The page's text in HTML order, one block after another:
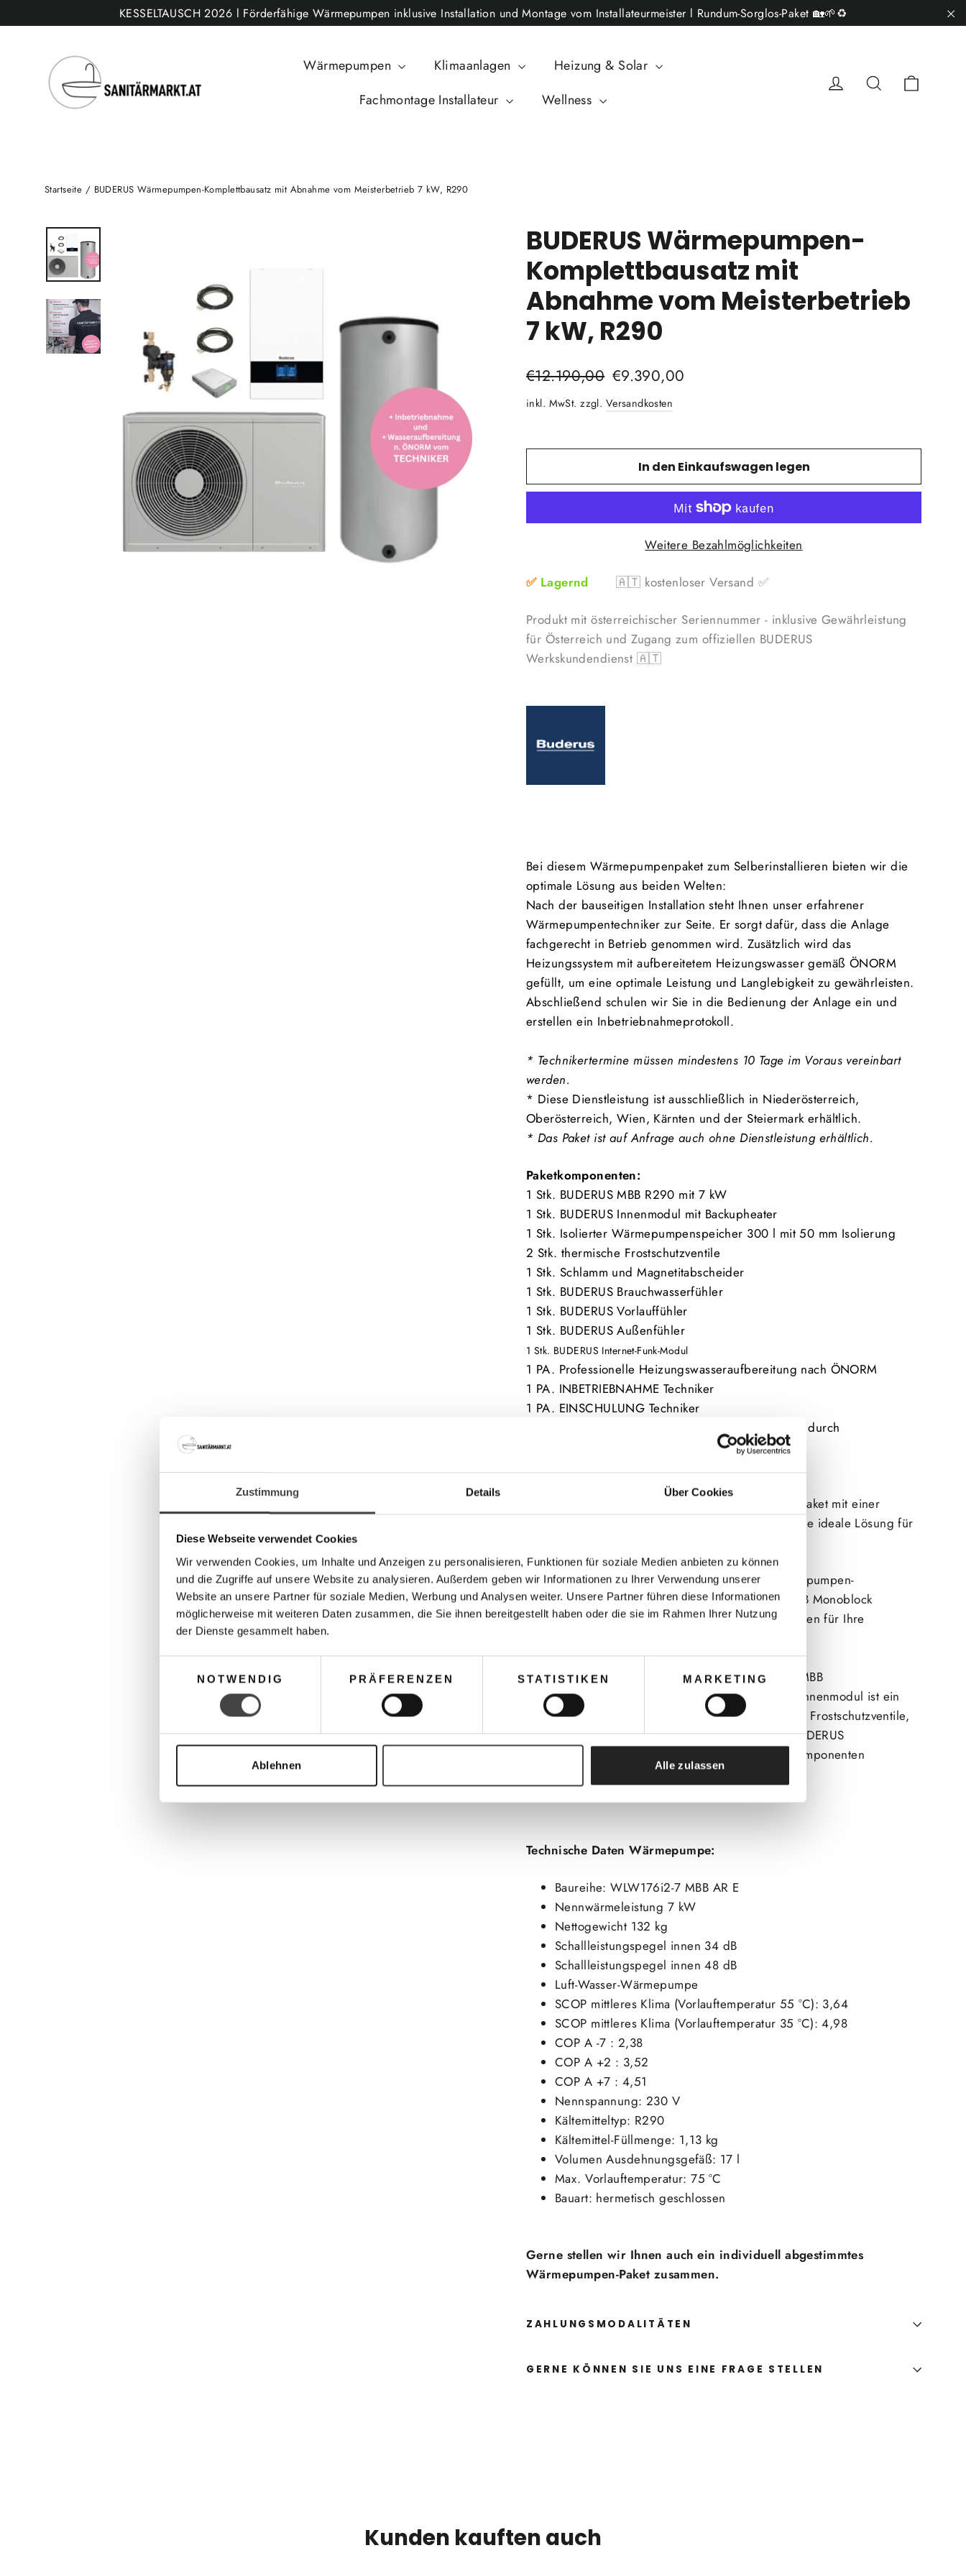
Zustimmung Details Über Cookies
Diese Webseite verwendet Cookies
Wir verwenden Cookies, um Inhalte und Anzeigen zu personalisieren, Funktionen für soziale Medien anbieten zu können
und die Zugriffe auf unsere Website zu analysieren. Außerdem geben wir Informationen zu Ihrer Verwendung unserer
Website an unsere Partner für soziale Medien, Werbung und Analysen weiter. Unsere Partner führen diese Informationen
möglicherweise mit weiteren Daten zusammen, die Sie ihnen bereitgestellt haben oder die sie im Rahmen Ihrer Nutzung
der Dienste gesammelt haben.
NOTWENDIG
PRÄFERENZEN STATISTIKEN MARKETING
Ablehnen Alle zulassen
zum
KESSELTAUSCH 2026 l Förderfähige Wärmepumpen inklusive Installation und Montage vom Installateurmeister l Rundum-Sorglos-Paket 🏡🌱♻️
Wärmepumpen Klimaanlagen
Heizung & Solar
Fachmontage Installateur
Wellness
EinloggenSuche
Startseite / BUDERUS Wärmepumpen-Komplettbausatz mit Abnahme vom Meisterbetrieb 7 kW, R290
BUDERUS Wärmepumpen-
Komplettbausatz mit
Abnahme vom Meisterbetrieb
7 kW, R290
Normaler
€12.190,00 Sonderpreis
€9.390,00
inkl. MwSt. zzgl. Versandkosten
In den Einkaufswagen legen
Weitere Bezahlmöglichkeiten
✅ Lagernd 🇦🇹 kostenloser Versand ✅
Produkt mit österreichischer Seriennummer - inklusive Gewährleistung
für Österreich und Zugang zum offiziellen BUDERUS
Werkskundendienst 🇦🇹
Bei diesem Wärmepumpenpaket zum Selberinstallieren bieten wir die
optimale Lösung aus beiden Welten:
Nach der bauseitigen Installation steht Ihnen unser erfahrener
Wärmepumpentechniker zur Seite. Er sorgt dafür, dass die Anlage
fachgerecht in Betrieb genommen wird. Zusätzlich wird das
Heizungssystem mit aufbereitetem Heizungswasser gemäß ÖNORM
gefüllt, um eine optimale Leistung und Langlebigkeit zu gewährleisten.
Abschließend schulen wir Sie in die Bedienung der Anlage ein und
erstellen ein Inbetriebnahmeprotokoll.
* Technikertermine müssen mindestens 10 Tage im Voraus vereinbart
werden.
* Diese Dienstleistung ist ausschließlich in Niederösterreich,
Oberösterreich, Wien, Kärnten und der Steiermark erhältlich.
* Das Paket ist auf Anfrage auch ohne Dienstleistung erhältlich.
Paketkomponenten:
1 Stk. BUDERUS MBB R290 mit 7 kW
1 Stk. BUDERUS Innenmodul mit Backupheater
1 Stk. Isolierter Wärmepumpenspeicher 300 l mit 50 mm Isolierung
2 Stk. thermische Frostschutzventile
1 Stk. Schlamm und Magnetitabscheider
1 Stk. BUDERUS Brauchwasserfühler
1 Stk. BUDERUS Vorlauffühler
1 Stk. BUDERUS Außenfühler
1 Stk. BUDERUS Internet-Funk-Modul
1 PA. Professionelle Heizungswasseraufbereitung nach ÖNORM
1 PA. INBETRIEBNAHME Techniker
1 PA. EINSCHULUNG Techniker
1 PA. ABNAHME inklusive Inbetriebnahmeprotokoll durch
komplettpaket mit einer
Vorlauftemperatur von bis zu 75 Grad Celsius ist die ideale Lösung für
Wir bieten eine hochwertige und bewährte Wärmepumpen-
Komplettlösung mit der neuen R290 BUDERUS MBB Monoblock
Wärmepumpe an, indem alle wichtigen Komponenten für Ihre
Abgesehen von der brandneuen R290 BUDERUS MBB
Monoblockwärmepumpe mit 7 kW inkl. BUDERUS Innenmodul ist ein
300 Liter Wärmepumpenspeicher, zwei thermische Frostschutzventile,
ein Schlamm- und Magnetitabscheider und dem BUDERUS
Brauchwasserfühler sind im Paket alle wichtigen Komponenten
Technische Daten Wärmepumpe:
Baureihe: WLW176i2-7 MBB AR E
Nennwärmeleistung 7 kW
Nettogewicht 132 kg
Schallleistungspegel innen 34 dB
Schallleistungspegel innen 48 dB
Luft-Wasser-Wärmepumpe
SCOP mittleres Klima (Vorlauftemperatur 55 °C): 3,64
SCOP mittleres Klima (Vorlauftemperatur 35 °C): 4,98
COP A -7 : 2,38
COP A +2 : 3,52
COP A +7 : 4,51
Nennspannung: 230 V
Kältemitteltyp: R290
Kältemittel-Füllmenge: 1,13 kg
Volumen Ausdehnungsgefäß: 17 l
Max. Vorlauftemperatur: 75 °C
Bauart: hermetisch geschlossen
Gerne stellen wir Ihnen auch ein individuell abgestimmtes
Wärmepumpen-Paket zusammen.
ZAHLUNGSMODALITÄTEN
GERNE KÖNNEN SIE UNS EINE FRAGE STELLEN
Kunden kauften auch